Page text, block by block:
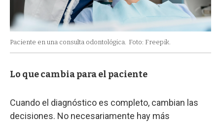
Paciente en una consulta odontológica. Foto: Freepik.
Lo que cambia para el paciente
Cuando el diagnóstico es completo, cambian las
decisiones. No necesariamente hay más